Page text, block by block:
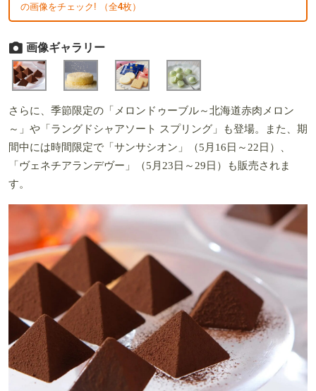
の画像をチェック! （全4枚）
画像ギャラリー
さらに、季節限定の「メロンドゥーブル～北海道赤肉メロン
～」や「ラングドシャアソート スプリング」も登場。また、期
間中には時間限定で「サンサシオン」（5月16日～22日）、
「ヴェネチアランデヴー」（5月23日～29日）も販売されま
す。